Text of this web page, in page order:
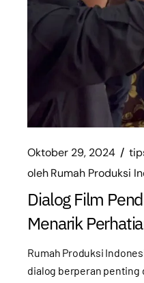
Oktober 29, 2024
olehRumah Produksi
Dialog Film
Menarik
Rumah Produksi
dialog berperan penting